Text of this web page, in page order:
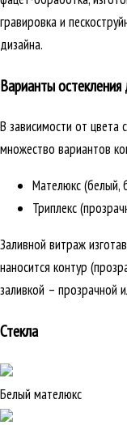
гравировка и
дизайна.
Варианты остекления
В зависимости от цвета
множество вариантов
Мателюкс (белый,
Триплекс
Заливной витраж
наносится контур
заливкой – прозрачной
Стекла
Белый мателюкс